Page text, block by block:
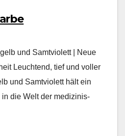
und Samtviolett | Neue
Leuch­t­end, tief und voller
und Samtvi­o­lett hält ein
in die Welt der medi­zinis­